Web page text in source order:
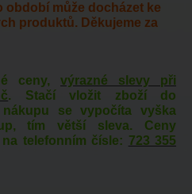
období může docházet ke
produktů. Děkujeme za
ceny, výrazné slevy při
. Stačí vložit zboží do
se vypočíta vyška
tím větší sleva. Ceny
telefonním čísle: 723 355